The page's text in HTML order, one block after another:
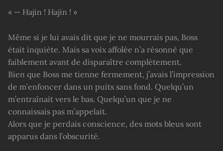
« — Hajin ! Hajin ! »
Même si je lui avais dit que je ne mourrais pas, Boss
était inquiète. Mais sa voix affolée n’a résonné que
faiblement avant de disparaître complètement.
Bien que Boss me tienne fermement, j’avais l’impression
de m’enfoncer dans un puits sans fond. Quelqu’un
m’entraînait vers le bas. Quelqu’un que je ne
connaissais pas m’appelait.
Alors que je perdais conscience, des mots bleus sont
apparus dans l’obscurité.